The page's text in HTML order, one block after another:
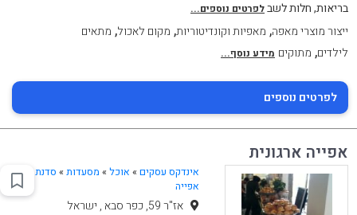
בריאות, חלות לשבלפרטים נוספים...
ייצור מוצרי מאפה, מאפיות וקונדיטוריות, מקום לאכול, מתאים
לילדים, מתוקים מידע נוסף...
לפרטים נוספים
אפייה ארגונית
אינדקס עסקים » אוכל» מסעדות» סדנת
אפייה
אז"ר 59, כפר סבא , ישראל